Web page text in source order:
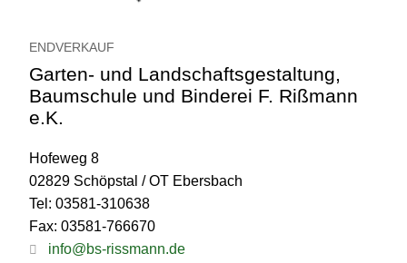
ENDVERKAUF
Garten- und Landschaftsgestaltung,
Baumschule und Binderei F. Rißmann
e.K.
Hofeweg 8
02829 Schöpstal / OT Ebersbach
Tel: 03581-310638
Fax: 03581-766670
info@bs-rissmann.de